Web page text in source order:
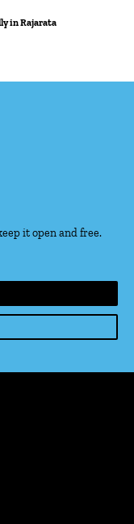
in Rajarata
it open and free.